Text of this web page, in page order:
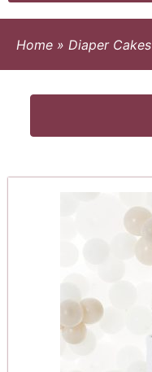
Home » Diaper Cakes